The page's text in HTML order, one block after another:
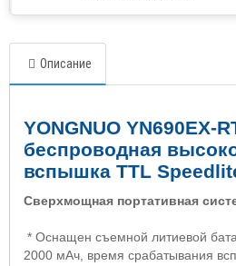
Описание
YONGNUO YN690EX-
беспроводная
вспышка TTL
Сверхмощная портативная
* Оснащен съемной литиевой
2000 мАч, время срабатывания